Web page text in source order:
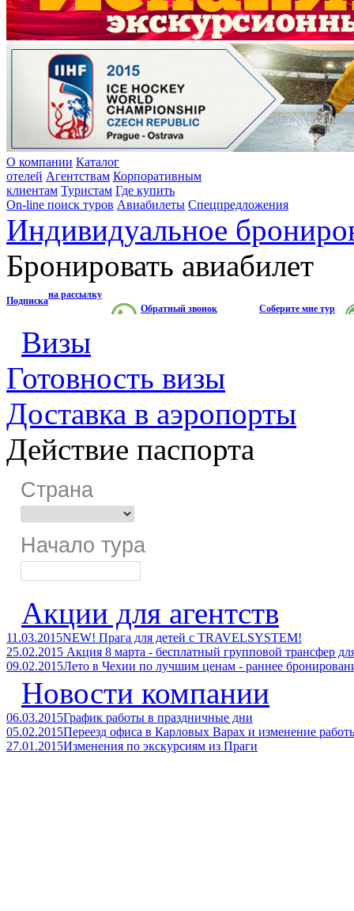
О компании Каталог
отелей Агентствам Корпоративным
клиентам Туристам Где купить
On-line поиск туров Авиабилеты Спецпредложения
Индивидуальное
Бронировать авиабилет
Обратный звонок Соберите мне тур
Подписка
на рассылку
Визы
Готовность визы
Доставка в аэропорты
Действие паспорта
Страна
Начало тура
Акции для агентств
11.03.2015NEW! Прага для детей с TRAVELSYSTEM!
25.02.2015 Акция 8 марта - бесплатный групповой трансфер
09.02.2015Лето в Чехии по лучшим ценам - раннее
Новости компании
06.03.2015График работы в праздничные дни
05.02.2015Переезд офиса в Карловых Варах и изменение
27.01.2015Изменения по экскурсиям из Праги